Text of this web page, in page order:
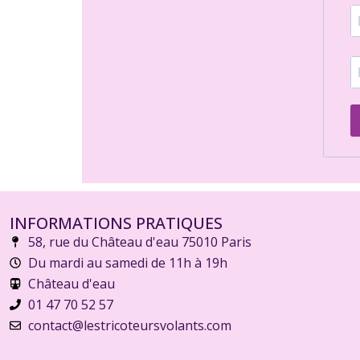
INFORMATIONS PRATIQUES
58, rue du Château d'eau 75010 Paris
Du mardi au samedi de 11h à 19h
Château d'eau
01 47 70 52 57
contact@lestricoteursvolants.com